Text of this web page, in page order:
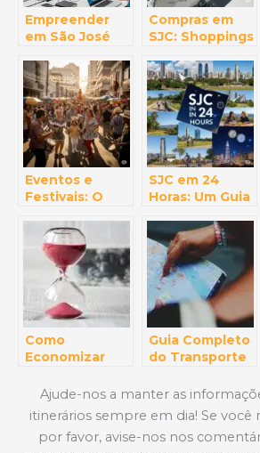
Empreender
em São José
Cenário
Favorável e
Oportunidades
de
Crescimento
Compras em
SJC: Shoppings
Comerciais
para Todos os
Gostos
Eventos e
Festivais: O
Cultural de São
José dos
Campos Que
Você Não Pode
Perder
SJC em 24
Horas: Um Guia
Aproveitar o
Melhor da
Cidade (Mesmo
Com Tempo
Curto!)
Como
Economizar
o Ônibus em
SJC
Guia Completo
do Transporte
José dos
Campos
Ajude-nos a manter as
itinerários sempre em dia! Se
por favor, avise-nos nos